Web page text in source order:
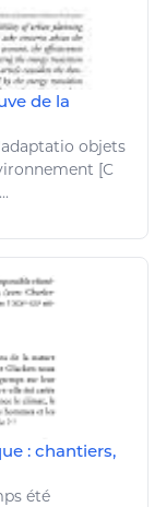
de la
objets
[C
: chantiers,
été